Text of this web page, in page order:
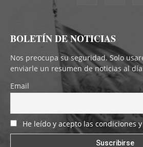
BOLETÍN DE NOTICIAS
Nos preocupa su seguridad. Solo
enviarle un resumen de noticias al
Email
He leído y acepto las condiciones